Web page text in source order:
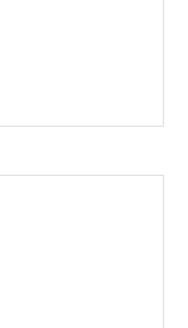
4", 3/8", 1/2"